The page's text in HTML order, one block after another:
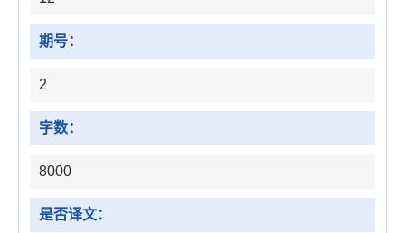
期号：
2
字数：
8000
是否译文：